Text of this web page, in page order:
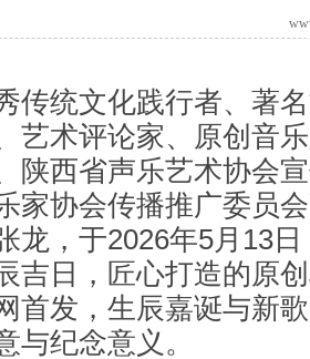
统文化践行者、著名
艺术评论家、原创音
陕西省声乐艺术协会
家协会传播推广委员
龙，于2026年5月13
吉日，匠心打造的原
首发，生辰嘉诞与新
与纪念意义。